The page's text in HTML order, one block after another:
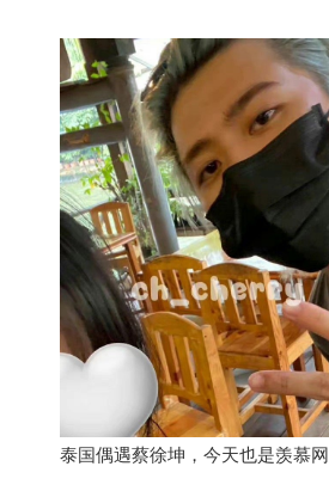
泰国偶遇蔡徐坤，今天也是羡慕